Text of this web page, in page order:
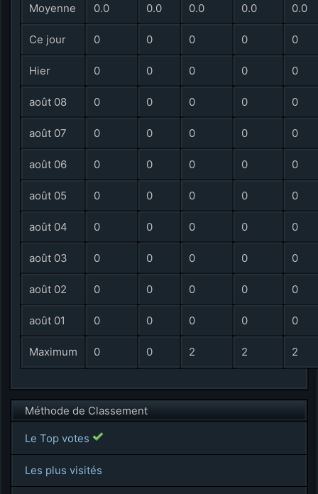
Moyenne 0.0 0.0 0.0 0.0 0.0
Ce jour 0 0 0 0 0
Hier 0 0 0 0 0
août 08 0 0 0 0 0
août 07 0 0 0 0 0
août 06 0 0 0 0 0
août 05 0 0 0 0 0
août 04 0 0 0 0 0
août 03 0 0 0 0 0
août 02 0 0 0 0 0
août 01 0 0 0 0 0
Maximum 0 0 2 2 2
Méthode de Classement
Le Top votes
Les plus visités